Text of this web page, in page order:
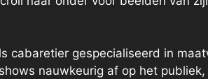
cabaretier gespecialiseerd in
nauwkeurig af op het